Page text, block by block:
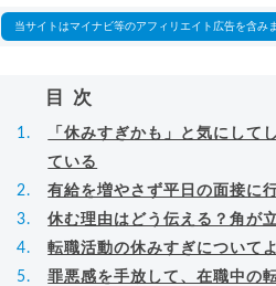
べらない転職エージ
当サイトはマイナビ等のアフィリエイト広告を含み
目次
「休みすぎかも」と気にして
ている
有給を増やさず平日の面接に
休む理由はどう伝える？角が
転職活動の休みすぎについて
罪悪感を手放して、在職中の